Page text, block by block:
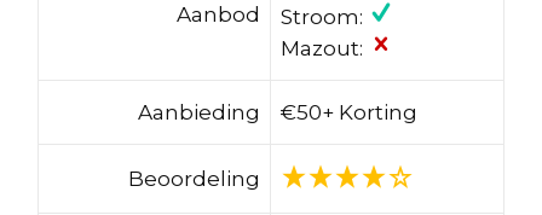
Aanbod
Stroom:
Mazout:
Aanbieding €50+ Korting
Beoordeling